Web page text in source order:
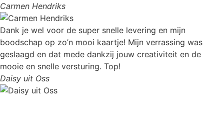
Carmen Hendriks
Dank je wel voor de super snelle levering en mijn
boodschap op zo’n mooi kaartje! Mijn verrassing was
geslaagd en dat mede dankzij jouw creativiteit en de
mooie en snelle versturing. Top!
Daisy uit Oss